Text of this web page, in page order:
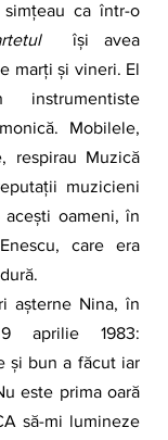
ca într-o
își avea
marți și vineri. El
Mobilele,
respirau Muzică
muzicieni
oameni, în
care era
aprilie 1983:
și bun a făcut iar
este prima oară
să-mi lumineze